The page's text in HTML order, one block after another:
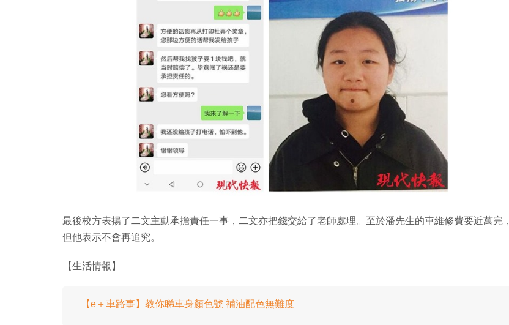
最後校方表揚了二文主動承擔責任一事，二文亦把錢交給了老師處理。至於潘先生的車維修費要近萬完，
但他表示不會再追究。
【生活情報】
【e＋車路事】教你睇車身顏色號 補油配色無難度